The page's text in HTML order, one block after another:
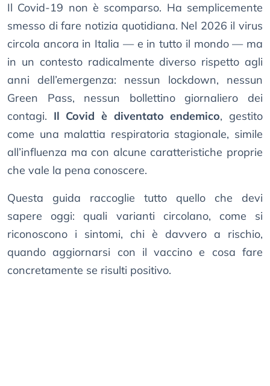
Il Covid-19 non è scomparso. Ha semplicemente
smesso di fare notizia quotidiana. Nel 2026 il virus
circola ancora in Italia — e in tutto il mondo — ma
in un contesto radicalmente diverso rispetto agli
anni dell’emergenza: nessun lockdown, nessun
Green Pass, nessun bollettino giornaliero dei
contagi. Il Covid è diventato endemico, gestito
come una malattia respiratoria stagionale, simile
all’influenza ma con alcune caratteristiche proprie
che vale la pena conoscere.
Questa guida raccoglie tutto quello che devi
sapere oggi: quali varianti circolano, come si
riconoscono i sintomi, chi è davvero a rischio,
quando aggiornarsi con il vaccino e cosa fare
concretamente se risulti positivo.